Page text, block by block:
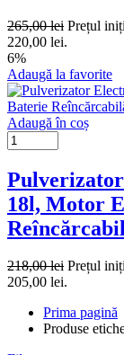
265,00lei Prețul
220,00 lei.
6%
Adaugă la favorite
Adaugă în coș
18l, Motor
218,00lei Prețul
205,00 lei.
Prima pagină
Produse